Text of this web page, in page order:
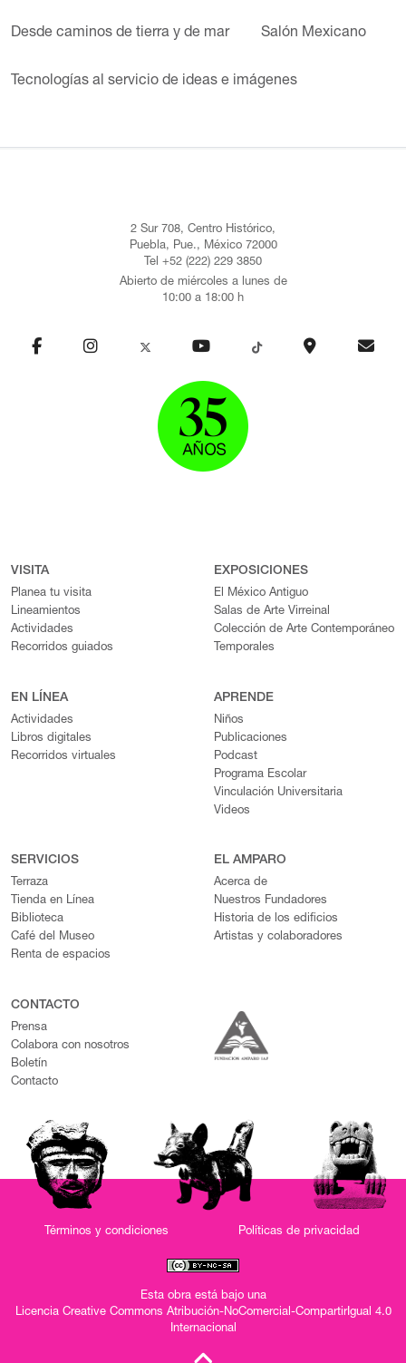
Desde caminos de tierra y de mar Salón Mexicano
Tecnologías al servicio de ideas e imágenes
2 Sur 708, Centro Histórico,
Puebla, Pue., México 72000
Tel +52 (222) 229 3850
Abierto de miércoles a lunes de
10:00 a 18:00 h
VISITA
Planea tu visita
Lineamientos
Actividades
Recorridos guiados
EXPOSICIONES
El México Antiguo
Salas de Arte Virreinal
Colección de Arte Contemporáneo
Temporales
EN LÍNEA
Actividades
Libros digitales
Recorridos virtuales
APRENDE
Niños
Publicaciones
Podcast
Programa Escolar
Vinculación Universitaria
Videos
SERVICIOS
Terraza
Tienda en Línea
Biblioteca
Café del Museo
Renta de espacios
EL AMPARO
Acerca de
Nuestros Fundadores
Historia de los edificios
Artistas y colaboradores
CONTACTO
Prensa
Colabora con nosotros
Boletín
Contacto
Términos y condiciones Políticas de privacidad
Esta obra está bajo una
Licencia Creative Commons Atribución-NoComercial-CompartirIgual 4.0
Internacional